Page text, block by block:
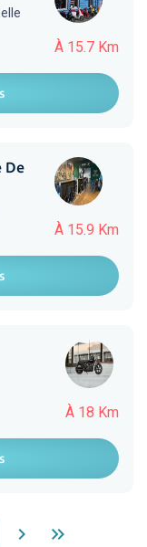
À 15.7 Km
À 15.9 Km
De
À 18 Km
keyboard_arrow_right keyboard_double_arrow_right